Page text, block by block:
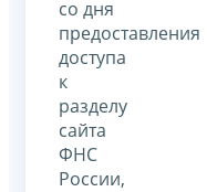
со дня
предоставления
доступа
к
разделу
сайта
ФНС
России,